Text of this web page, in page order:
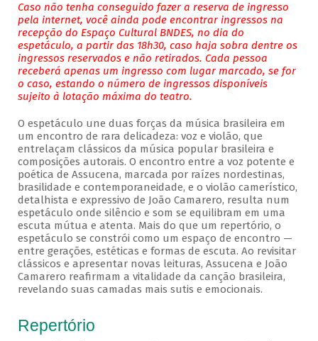
Caso não tenha conseguido fazer a reserva de ingresso
pela internet, você ainda pode encontrar ingressos na
recepção do Espaço Cultural BNDES, no dia do
espetáculo, a partir das 18h30, caso haja sobra dentre os
ingressos reservados e não retirados. Cada pessoa
receberá apenas um ingresso com lugar marcado, se for
o caso, estando o número de ingressos disponíveis
sujeito à lotação máxima do teatro.
O espetáculo une duas forças da música brasileira em
um encontro de rara delicadeza: voz e violão, que
entrelaçam clássicos da música popular brasileira e
composições autorais. O encontro entre a voz potente e
poética de Assucena, marcada por raízes nordestinas,
brasilidade e contemporaneidade, e o violão camerístico,
detalhista e expressivo de João Camarero, resulta num
espetáculo onde silêncio e som se equilibram em uma
escuta mútua e atenta. Mais do que um repertório, o
espetáculo se constrói como um espaço de encontro —
entre gerações, estéticas e formas de escuta. Ao revisitar
clássicos e apresentar novas leituras, Assucena e João
Camarero reafirmam a vitalidade da canção brasileira,
revelando suas camadas mais sutis e emocionais.
Repertório